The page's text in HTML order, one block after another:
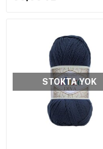
STOKTA YOK